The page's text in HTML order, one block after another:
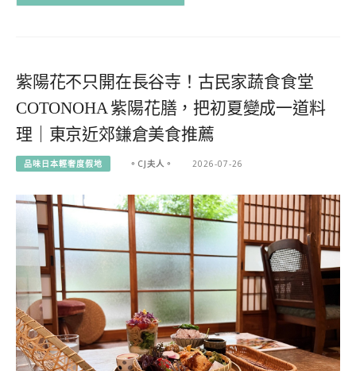
紫陽花不只開在長谷寺！古民家蔬食食堂
COTONOHA 紫陽花膳，把初夏變成一道料
理｜東京近郊鎌倉美食推薦
品味日本輕奢度假地 。CJ夫人。 2026-07-26